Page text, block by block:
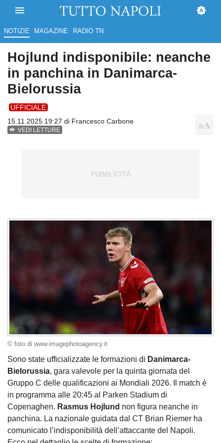
NOTIZIE MAGAZINE RADIO TN
Hojlund indisponibile: neanche
in panchina in Danimarca-
Bielorussia
UFFICIALE
15.11.2025 19:27 di Francesco Carbone
VEDI LETTURE
© foto di www.imagephotoagency.it
Sono state ufficializzate le formazioni di Danimarca-
Bielorussia, gara valevole per la quinta giornata del
Gruppo C delle qualificazioni ai Mondiali 2026. Il match è
in programma alle 20:45 al Parken Stadium di
Copenaghen. Rasmus Hojlund non figura neanche in
panchina. La nazionale guidata dal CT Brian Riemer ha
comunicato l’indisponibilità dell’attaccante del Napoli.